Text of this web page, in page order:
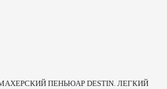
ПЕНЬЮАР DESTIN. ЛЕГКИЙ